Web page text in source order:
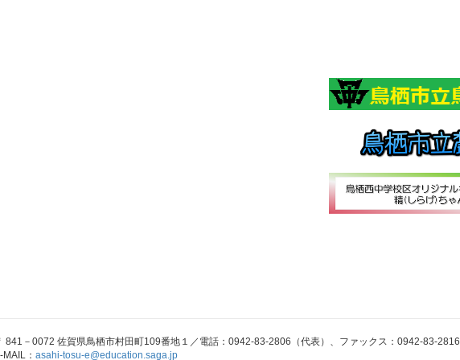
841－0072 佐賀県鳥栖市村田町109番地１／電話：0942-83-2806（代表）、ファックス：0942-83-2816
MAIL： asahi-tosu-e@education.saga.jp